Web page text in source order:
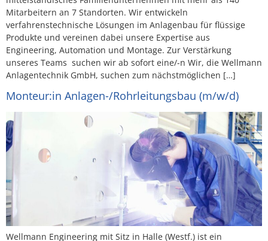
Mitarbeitern an 7 Standorten. Wir entwickeln
verfahrenstechnische Lösungen im Anlagenbau für flüssige
Produkte und vereinen dabei unsere Expertise aus
Engineering, Automation und Montage. Zur Verstärkung
unseres Teams suchen wir ab sofort eine/-n Wir, die Wellmann
Anlagentechnik GmbH, suchen zum nächstmöglichen […]
Monteur:in Anlagen-/Rohrleitungsbau (m/w/d)
Wellmann Engineering mit Sitz in Halle (Westf.) ist ein